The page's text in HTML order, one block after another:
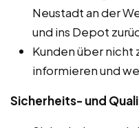
Neustadt an der
und ins Depot
Kunden über
informieren und
Sicherheits- und